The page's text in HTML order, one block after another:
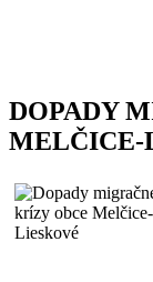
DOPADY
MELČICE-